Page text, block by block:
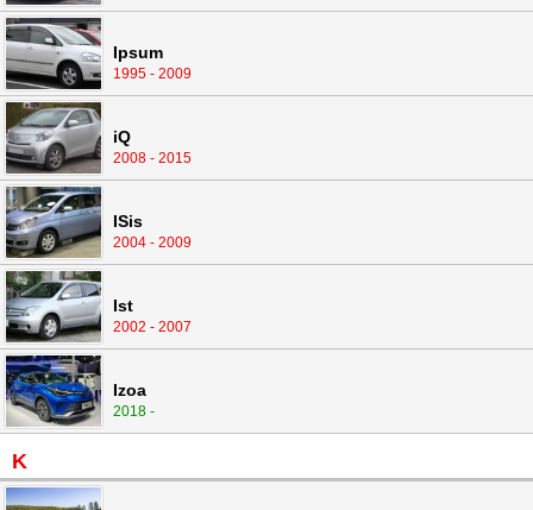
Ipsum
1995 - 2009
iQ
2008 - 2015
ISis
2004 - 2009
Ist
2002 - 2007
Izoa
2018 -
K